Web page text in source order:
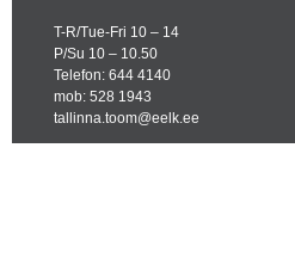
T-R/Tue-Fri 10 – 14
P/Su 10 – 10.50
Telefon: 644 4140
mob: 528 1943
tallinna.toom@eelk.ee